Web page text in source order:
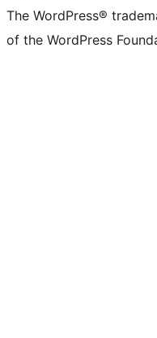
The WordPress®
of the WordPress